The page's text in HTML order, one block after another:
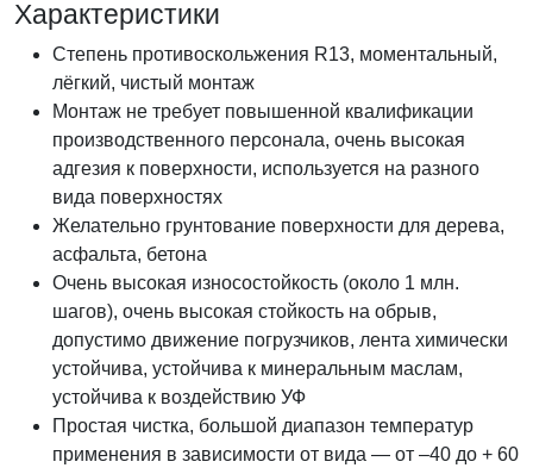
Характеристики
Степень противоскольжения R13, моментальный,
лёгкий, чистый монтаж
Монтаж не требует повышенной квалификации
производственного персонала, очень высокая
адгезия к поверхности, используется на разного
вида поверхностях
Желательно грунтование поверхности для дерева,
асфальта, бетона
Очень высокая износостойкость (около 1 млн.
шагов), очень высокая стойкость на обрыв,
допустимо движение погрузчиков, лента химически
устойчива, устойчива к минеральным маслам,
устойчива к воздействию УФ
Простая чистка, большой диапазон температур
применения в зависимости от вида — от –40 до + 60